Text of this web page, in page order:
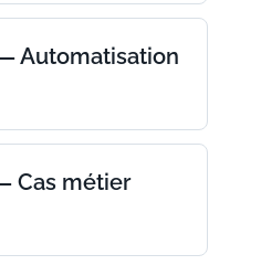
Automatisation
Cas métier